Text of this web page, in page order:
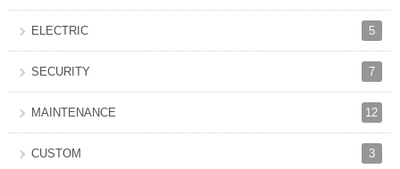
ELECTRIC 5
SECURITY 7
MAINTENANCE 12
CUSTOM 3